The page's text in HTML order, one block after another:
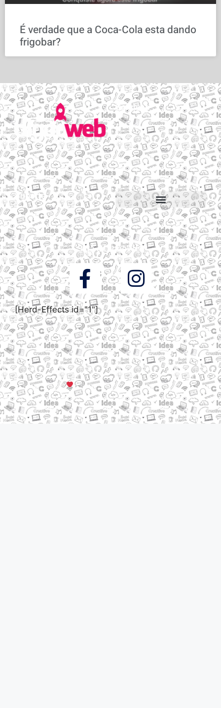
É verdade que a Coca-Cola esta dando
frigobar?
Serviços
Email personalizado
Hospedagem de Sites
Migração de sites e e-mails
Construtor de sites
Suporte
Suporte via Whats
Siga a DigooWeb
[Herd-Effects id="1"]
© Todos os direitos reservados a DigooWeb Gramado, RS |
Servidores em Dallas, TX
Criado com muito em Gramado, Serra Gaúcha